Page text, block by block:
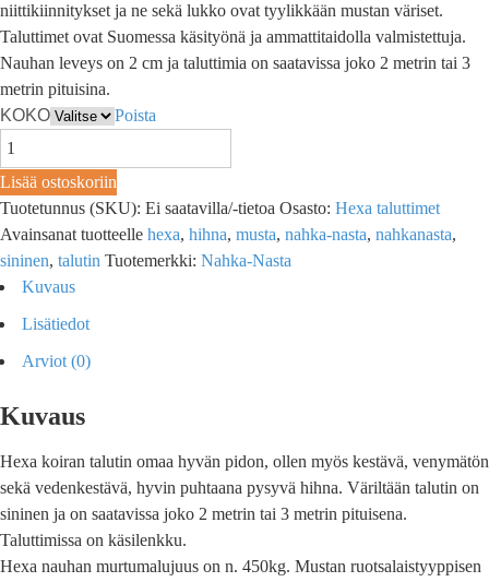
niittikiinnitykset ja ne sekä lukko ovat tyylikkään mustan väriset.
Taluttimet ovat Suomessa käsityönä ja ammattitaidolla valmistettuja.
Nauhan leveys on 2 cm ja taluttimia on saatavissa joko 2 metrin tai 3
metrin pituisina.
KOKO
Poista
Lisää ostoskoriin
Tuotetunnus (SKU): Ei saatavilla/-tietoa Osasto: Hexa taluttimet
Avainsanat tuotteelle hexa, hihna, musta, nahka-nasta, nahkanasta,
sininen, talutin Tuotemerkki: Nahka-Nasta
Kuvaus
Lisätiedot
Arviot (0)
Kuvaus
Hexa koiran talutin omaa hyvän pidon, ollen myös kestävä, venymätön
sekä vedenkestävä, hyvin puhtaana pysyvä hihna. Väriltään talutin on
sininen ja on saatavissa joko 2 metrin tai 3 metrin pituisena.
Taluttimissa on käsilenkku.
Hexa nauhan murtumalujuus on n. 450kg. Mustan ruotsalaistyyppisen